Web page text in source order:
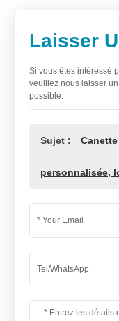
Laisser
Si vous êtes intéressé
veuillez nous laisser
possible.
Sujet :
personnalisée,